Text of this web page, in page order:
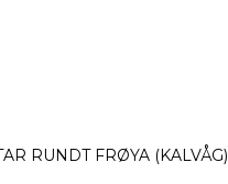
RUNDT FRØYA (KALVÅG)